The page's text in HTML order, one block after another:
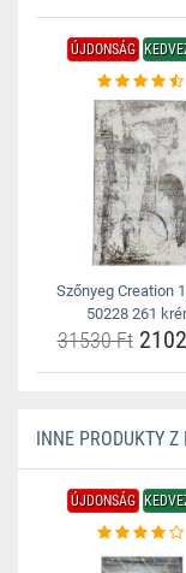
ÚJDONSÁG
Szőnyeg Creation
50228 261
31530 Ft
INNE PRODUKTY Z
ÚJDONSÁG